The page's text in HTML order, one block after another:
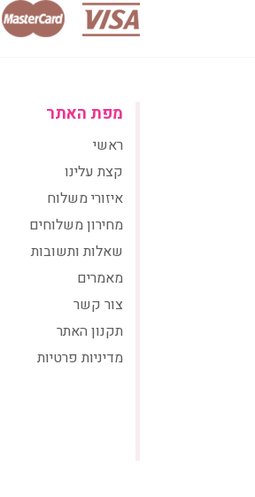
מפת האתר
ראשי
קצת עלינו
איזורי משלוח
מחירון משלוחים
שאלות ותשובות
מאמרים
צור קשר
תקנון האתר
מדיניות פרטיות